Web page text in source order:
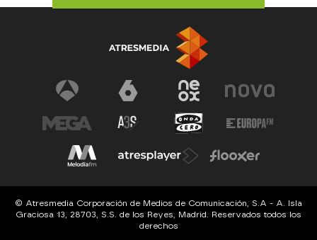
© Atresmedia Corporación de Medios de Comunicación, S.A - A. Isla
Graciosa 13, 28703, S.S. de los Reyes, Madrid. Reservados todos los
derechos